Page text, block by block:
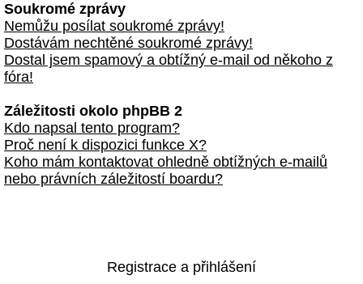
Soukromé zprávy
Nemůžu posílat soukromé zprávy!
Dostávám nechtěné soukromé zprávy!
Dostal jsem spamový a obtížný e-mail od někoho z
fóra!
Záležitosti okolo phpBB 2
Kdo napsal tento program?
Proč není k dispozici funkce X?
Koho mám kontaktovat ohledně obtížných e-mailů
nebo právních záležitostí boardu?
Registrace a přihlášení